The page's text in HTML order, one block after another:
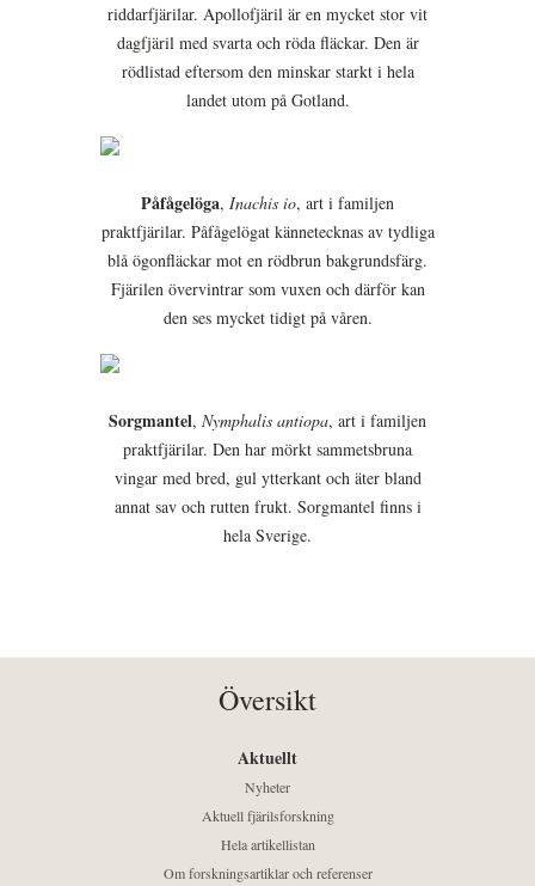
riddarfjärilar. Apollofjäril är en mycket stor vit
dagfjäril med svarta och röda fläckar. Den är
rödlistad eftersom den minskar starkt i hela
landet utom på Gotland.
Påfågelöga, Inachis io, art i familjen
praktfjärilar. Påfågelögat kännetecknas av tydliga
blå ögonfläckar mot en rödbrun bakgrundsfärg.
Fjärilen övervintrar som vuxen och därför kan
den ses mycket tidigt på våren.
Sorgmantel, Nymphalis antiopa, art i familjen
praktfjärilar. Den har mörkt sammetsbruna
vingar med bred, gul ytterkant och äter bland
annat sav och rutten frukt. Sorgmantel finns i
hela Sverige.
Översikt
Aktuellt
Nyheter
Aktuell fjärilsforskning
Hela artikellistan
Om forskningsartiklar och referenser